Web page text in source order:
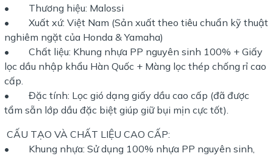
• Thương hiệu: Malossi
• Xuất xứ: Việt Nam (Sản xuất theo tiêu chuẩn kỹ thuật
nghiêm ngặt của Honda & Yamaha)
• Chất liệu: Khung nhựa PP nguyên sinh 100% + Giấy
lọc dầu nhập khẩu Hàn Quốc + Màng lọc thép chống rỉ cao
cấp.
• Đặc tính: Lọc gió dạng giấy dầu cao cấp (đã được
tẩm sẵn lớp dầu đặc biệt giúp giữ bụi mịn cực tốt).
CẤU TẠO VÀ CHẤT LIỆU CAO CẤP:
• Khung nhựa: Sử dụng 100% nhựa PP nguyên sinh,